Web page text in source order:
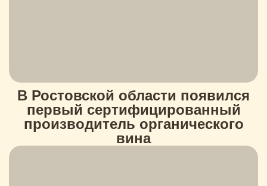
В Ростовской области появился
первый сертифицированный
производитель органического
вина